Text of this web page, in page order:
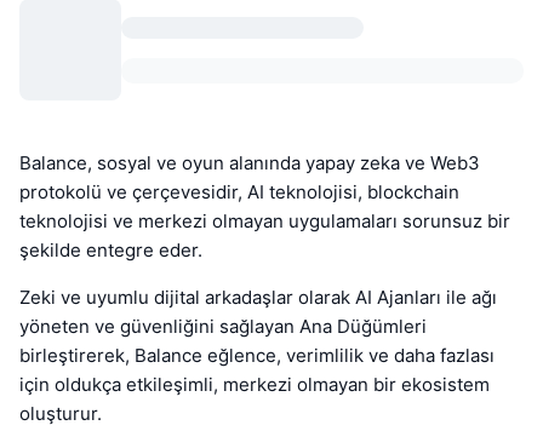
Balance, sosyal ve oyun alanında yapay zeka ve Web3
protokolü ve çerçevesidir, AI teknolojisi, blockchain
teknolojisi ve merkezi olmayan uygulamaları sorunsuz bir
şekilde entegre eder.
Zeki ve uyumlu dijital arkadaşlar olarak AI Ajanları ile ağı
yöneten ve güvenliğini sağlayan Ana Düğümleri
birleştirerek, Balance eğlence, verimlilik ve daha fazlası
için oldukça etkileşimli, merkezi olmayan bir ekosistem
oluşturur.